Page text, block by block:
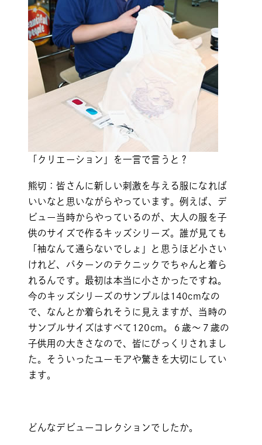
「クリエーション」を一言で言うと？
熊切：皆さんに新しい刺激を与える服になれば
いいなと思いながらやっています。例えば、デ
ビュー当時からやっているのが、大人の服を子
供のサイズで作るキッズシリーズ。誰が見ても
「袖なんて通らないでしょ」と思うほど小さい
けれど、パターンのテクニックでちゃんと着ら
れるんです。最初は本当に小さかったですね。
今のキッズシリーズのサンプルは140cmなの
で、なんとか着られそうに見えますが、当時の
サンプルサイズはすべて120cm。６歳～７歳の
子供用の大きさなので、皆にびっくりされまし
た。そういったユーモアや驚きを大切にしてい
ます。
どんなデビューコレクションでしたか。